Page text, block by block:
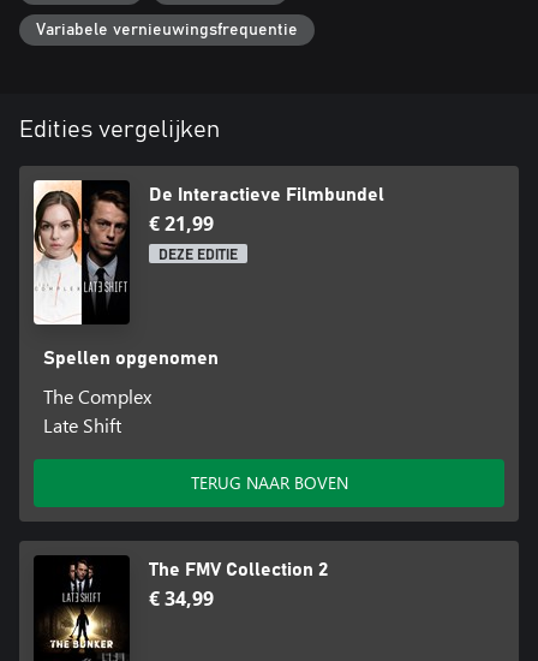
Variabele vernieuwingsfrequentie
Edities vergelijken
De Interactieve Filmbundel
€ 21,99
DEZE EDITIE
Spellen opgenomen
The Complex
Late Shift
TERUG NAAR BOVEN
The FMV Collection 2
€ 34,99